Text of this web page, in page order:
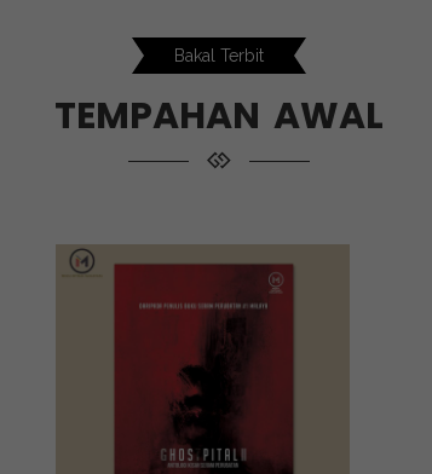
Bakal Terbit
TEMPAHAN AWAL